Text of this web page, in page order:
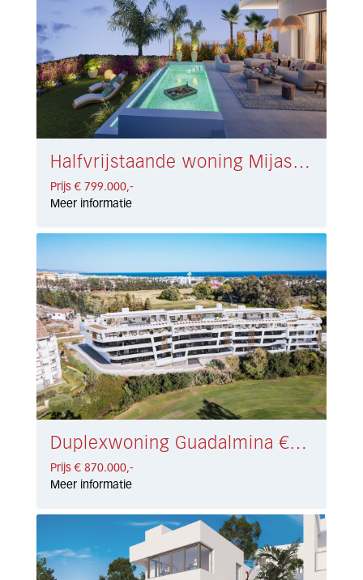
Halfvrijstaande woning Mijas Costa € 799.000,-
Prijs € 799.000,-
Meer informatie
Duplexwoning Guadalmina € 870.000,-
Prijs € 870.000,-
Meer informatie